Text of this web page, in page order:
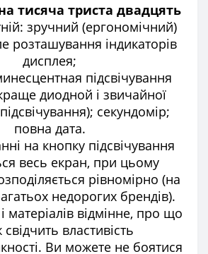
тисяча триста двадцять
зручний (ергономічний)
розташування індикаторів
дисплея;
підсвічування
диодной і звичайної
секундомір;
повна дата.
на кнопку підсвічування
весь екран, при цьому
рівномірно (на
недорогих брендів).
матеріалів відмінне, про що
властивість
Ви можете не боятися